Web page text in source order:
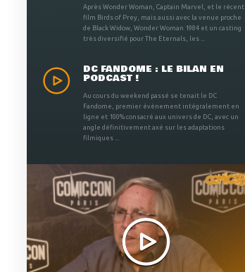
Après Wonder Woman, Captain Marvel, et le récent
film Birds of Prey, mais aussi avec la venue proche
de Black Widow, Wonder Woman 1984 et un casting
très diversifié pour The Eternals, les ...
DC FANDOME : LE BILAN EN
PODCAST !
Au cours du weekend passé se tenait le DC
Fandome, premier évènement intégralement en
ligne et 100% consacré aux univers de DC, avec un
angle définitivement axé sur les adaptations
filmiques ...